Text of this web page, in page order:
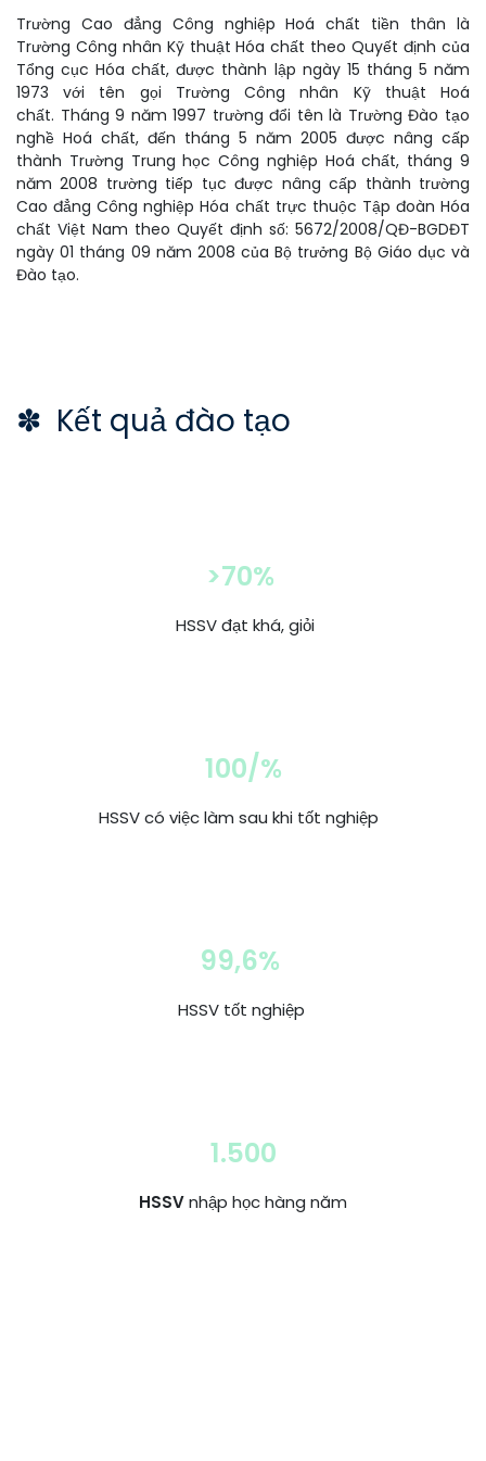
Trường Cao đẳng Công nghiệp Hoá chất tiền thân là
Trường Công nhân Kỹ thuật Hóa chất theo Quyết định của
Tổng cục Hóa chất, được thành lập ngày 15 tháng 5 năm
1973 với tên gọi Trường Công nhân Kỹ thuật Hoá
chất. Tháng 9 năm 1997 trường đổi tên là Trường Đào tạo
nghề Hoá chất, đến tháng 5 năm 2005 được nâng cấp
thành Trường Trung học Công nghiệp Hoá chất, tháng 9
năm 2008 trường tiếp tục được nâng cấp thành trường
Cao đẳng Công nghiệp Hóa chất trực thuộc Tập đoàn Hóa
chất Việt Nam theo Quyết định số: 5672/2008/QĐ-BGDĐT
ngày 01 tháng 09 năm 2008 của Bộ trưởng Bộ Giáo dục và
Đào tạo.
✽ Kết quả đào tạo
>70%
HSSV đạt khá, giỏi
100/%
HSSV có việc làm sau khi tốt nghiệp
99,6%
HSSV tốt nghiệp
1.500
HSSVnhập học hàng năm